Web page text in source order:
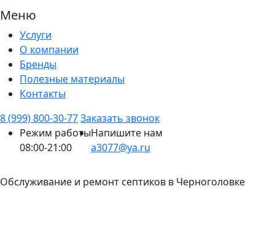
Меню
Услуги
О компании
Бренды
Полезные материалы
Контакты
8 (999) 800-30-77Заказать звонок
Режим работы
08:00-21:00
Напишите нам
a3077@ya.ru
Обслуживание и ремонт септиков в Черноголовке